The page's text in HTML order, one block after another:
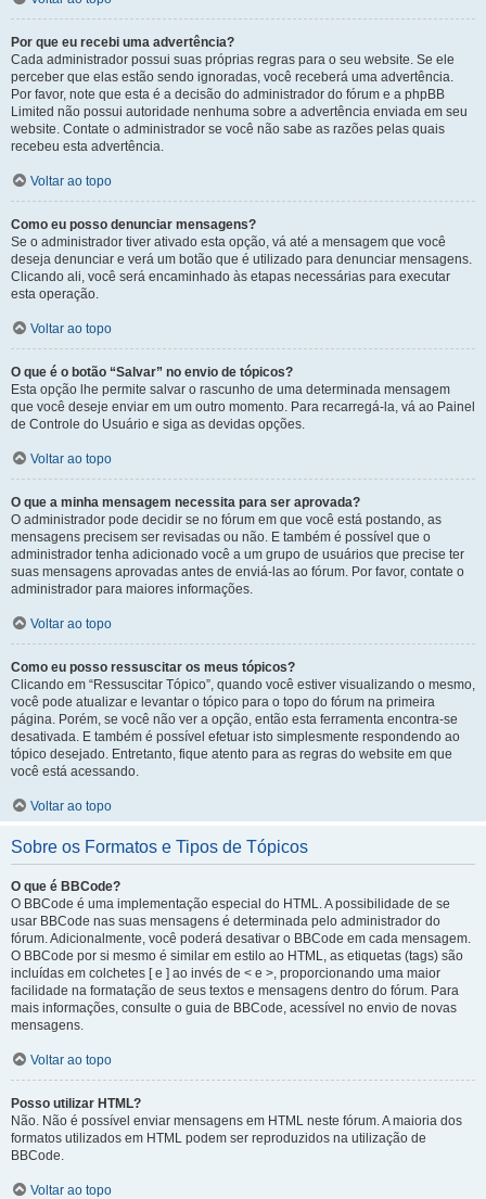
Por que eu recebi uma advertência?
Cada administrador possui suas próprias regras para o seu website. Se ele
perceber que elas estão sendo ignoradas, você receberá uma advertência.
Por favor, note que esta é a decisão do administrador do fórum e a phpBB
Limited não possui autoridade nenhuma sobre a advertência enviada em seu
website. Contate o administrador se você não sabe as razões pelas quais
recebeu esta advertência.
Voltar ao topo
Como eu posso denunciar mensagens?
Se o administrador tiver ativado esta opção, vá até a mensagem que você
deseja denunciar e verá um botão que é utilizado para denunciar mensagens.
Clicando ali, você será encaminhado às etapas necessárias para executar
esta operação.
Voltar ao topo
O que é o botão “Salvar” no envio de tópicos?
Esta opção lhe permite salvar o rascunho de uma determinada mensagem
que você deseje enviar em um outro momento. Para recarregá-la, vá ao Painel
de Controle do Usuário e siga as devidas opções.
Voltar ao topo
O que a minha mensagem necessita para ser aprovada?
O administrador pode decidir se no fórum em que você está postando, as
mensagens precisem ser revisadas ou não. E também é possível que o
administrador tenha adicionado você a um grupo de usuários que precise ter
suas mensagens aprovadas antes de enviá-las ao fórum. Por favor, contate o
administrador para maiores informações.
Voltar ao topo
Como eu posso ressuscitar os meus tópicos?
Clicando em “Ressuscitar Tópico”, quando você estiver visualizando o mesmo,
você pode atualizar e levantar o tópico para o topo do fórum na primeira
página. Porém, se você não ver a opção, então esta ferramenta encontra-se
desativada. E também é possível efetuar isto simplesmente respondendo ao
tópico desejado. Entretanto, fique atento para as regras do website em que
você está acessando.
Voltar ao topo
Sobre os Formatos e Tipos de Tópicos
O que é BBCode?
O BBCode é uma implementação especial do HTML. A possibilidade de se
usar BBCode nas suas mensagens é determinada pelo administrador do
fórum. Adicionalmente, você poderá desativar o BBCode em cada mensagem.
O BBCode por si mesmo é similar em estilo ao HTML, as etiquetas (tags) são
incluídas em colchetes [ e ] ao invés de < e >, proporcionando uma maior
facilidade na formatação de seus textos e mensagens dentro do fórum. Para
mais informações, consulte o guia de BBCode, acessível no envio de novas
mensagens.
Voltar ao topo
Posso utilizar HTML?
Não. Não é possível enviar mensagens em HTML neste fórum. A maioria dos
formatos utilizados em HTML podem ser reproduzidos na utilização de
BBCode.
Voltar ao topo